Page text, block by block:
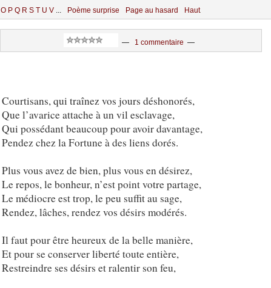
O P Q R S T U V ... Poème surprise Page au hasard Haut
— 1 commentaire —
Courtisans, qui traînez vos jours déshonorés,
Que l’avarice attache à un vil esclavage,
Qui possédant beaucoup pour avoir davantage,
Pendez chez la Fortune à des liens dorés.
Plus vous avez de bien, plus vous en désirez,
Le repos, le bonheur, n’est point votre partage,
Le médiocre est trop, le peu suffit au sage,
Rendez, lâches, rendez vos désirs modérés.
Il faut pour être heureux de la belle manière,
Et pour se conserver liberté toute entière,
Restreindre ses désirs et ralentir son feu,